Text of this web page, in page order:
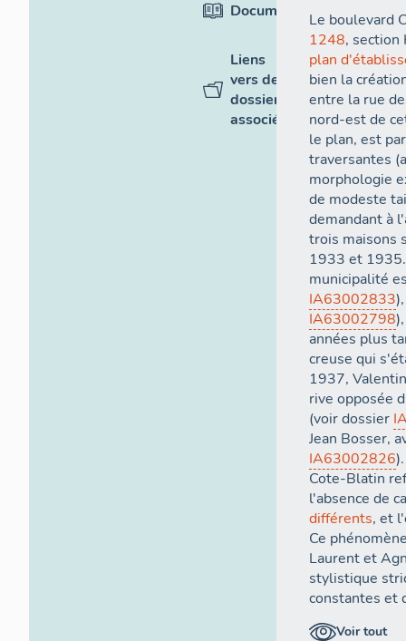
Documentation
Liens
vers des
dossiers
associés
Le boulevard
1248, section
plan
bien la
entre la rue
nord-est de
le plan, est
traversantes
morphologie
de modeste
demandant à
trois maisons
1933 et
municipalité
IA63002833
IA63002798
années plus
creuse qui
1937,
rive opposée
(voir dossier
Jean Bosser,
IA63002826
Cote-Blatin
l'absence de
différents, et
Ce
Laurent et
stylistique
constantes et
Voir tout